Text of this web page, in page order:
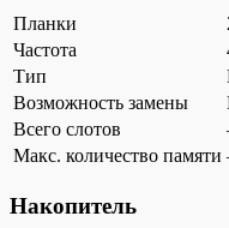
Планки
Частота
Тип
Возможность замены
Всего слотов
Макс. количество памяти
Накопитель